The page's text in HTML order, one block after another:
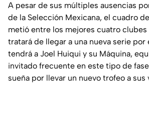
A pesar de sus múltiples ausencias
de la Selección Mexicana, el cuadro
metió entre los mejores cuatro
tratará de llegar a una nueva serie
tendrá a Joel Huiqui y su Máquina,
invitado frecuente en este tipo de
sueña por llevar un nuevo trofeo a sus